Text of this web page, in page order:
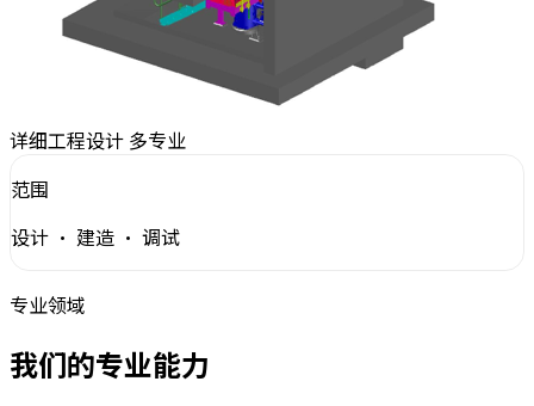
详细工程设计 多专业
范围
设计 · 建造 · 调试
专业领域
我们的专业能力